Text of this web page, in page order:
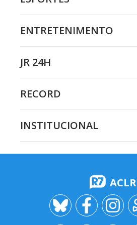
ENTRETENIMENTO
JR 24H
RECORD
INSTITUCIONAL
ACLR